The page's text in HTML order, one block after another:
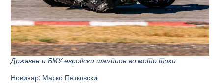
Државен и БМУ европски шампион во мото трки
Новинар: Марко Петковски